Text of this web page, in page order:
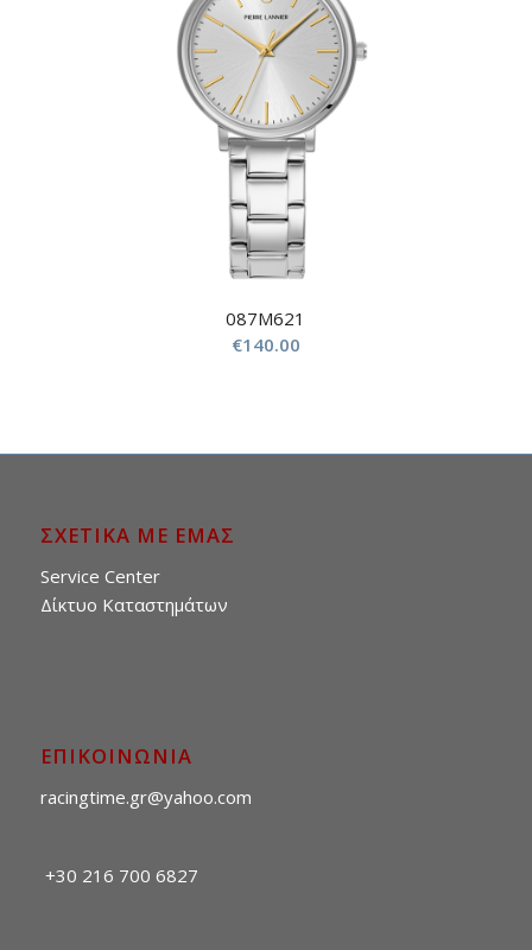
087M621
€140.00
ΣΧΕΤΙΚΑ ΜΕ ΕΜΑΣ
Service Center
Δίκτυο Καταστημάτων
ΕΠΙΚΟΙΝΩΝΙΑ
racingtime.gr@yahoo.com
+30 216 700 6827